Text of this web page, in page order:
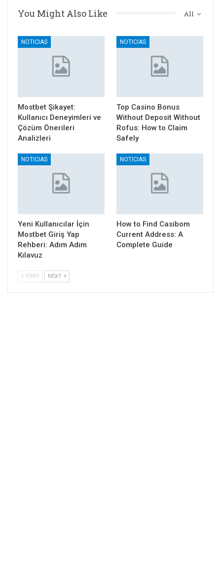
All
You Might Also Like
NOTICIAS
Mostbet Şikayet:
Kullanıcı Deneyimleri ve
Çözüm Önerileri
Analizleri
NOTICIAS
Top Casino Bonus
Without Deposit Without
Rofus: How to Claim
Safely
NOTICIAS
Yeni Kullanıcılar İçin
Mostbet Giriş Yap
Rehberi: Adım Adım
Kılavuz
NOTICIAS
How to Find Casibom
Current Address: A
Complete Guide
PREV NEXT